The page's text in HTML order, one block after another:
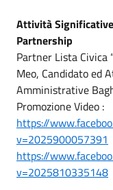
Attività
Partnership
Partner Lista Civica
Meo, Candidato ed
Amministrative
Promozione Video :
https://
v=2025900057391
https://
v=2025810335148